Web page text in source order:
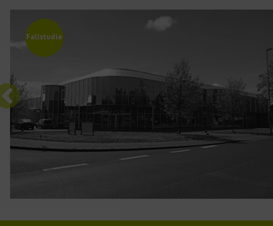
Kunden, die wir ausführlich analysiert haben. So können wir
Finanzierungsrisiken minimieren und haben eine derzeitige
Ausfallquote von 0%. Wir können attraktive Konditionen anbieten und
unseren Kunden unabhängig vom Wirtschaftsumfeld zur Seite stehen.
unsere Voraussetzungen oder nicht. Durch unsere einzigartige
Vorgehensweise ermöglichen wir Ihnen einen höheren Grad an
Sicherheit, Effizienz und schneller Vermittlung.
Fallstudie